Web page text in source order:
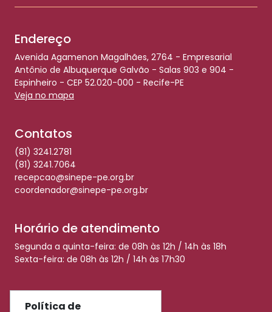
Endereço
Avenida Agamenon Magalhães, 2764 - Empresarial
Antônio de Albuquerque Galvão - Salas 903 e 904 -
Espinheiro - CEP 52.020-000 - Recife-PE
Veja no mapa
Contatos
(81) 3241.2781
(81) 3241.7064
recepcao@sinepe-pe.org.br
coordenador@sinepe-pe.org.br
Horário de atendimento
Segunda a quinta-feira: de 08h às 12h / 14h às 18h
Sexta-feira: de 08h às 12h / 14h às 17h30
Redes Sociais
Política de